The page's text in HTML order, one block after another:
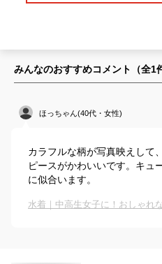
みんなのおすすめコメント（全1
ほっちゃん(40代・女性)
カラフルな柄が写真映えして
ピースがかわいいです。キュ
に似合います。